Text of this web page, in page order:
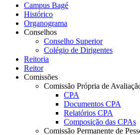
Campus Bagé
Histórico
Organograma
Conselhos
Conselho Superior
Colégio de Dirigentes
Reitoria
Reitor
Comissões
Comissão Própria de
CPA
Documentos CPA
Relatórios CPA
Composição das CPAs
Comissão Permanente de